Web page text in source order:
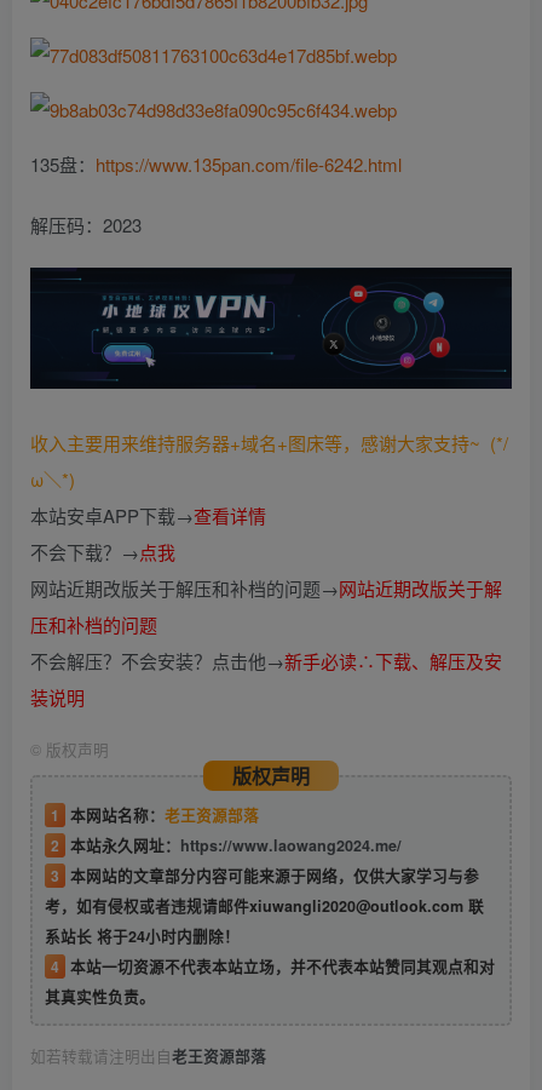
135盘： https://www.135pan.com/file-6242.html
解压码：2023
收入主要用来维持服务器+域名+图床等，感谢大家支持~ (*/
ω＼*)
本站安卓APP下载→查看详情
不会下载？→点我
网站近期改版关于解压和补档的问题→网站近期改版关于解
压和补档的问题
不会解压？不会安装？点击他→新手必读∴下载、解压及安
装说明
© 版权声明
版权声明
1 本网站名称： 老王资源部落
2 本站永久网址： https://www.laowang2024.me/
3 本网站的文章部分内容可能来源于网络，仅供大家学习与参
考，如有侵权或者违规请邮件xiuwangli2020@outlook.com 联
系站长 将于24小时内删除！
4 本站一切资源不代表本站立场，并不代表本站赞同其观点和对
其真实性负责。
如若转载请注明出自老王资源部落